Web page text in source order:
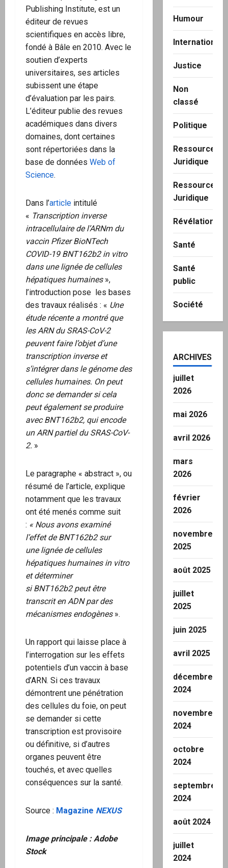
Publishing Institute, est un
éditeur de revues
scientifiques en accès libre,
fondé à Bâle en 2010. Avec le
soutien d’experts
universitaires, ses articles
subissent une étape
d’évaluation par les pairs.
L’éditeur publie des revues
académiques dans divers
domaines, dont certaines
sont répertoriées dans la
base de données Web of
Science.
Dans l’article intitulé
« Transcription inverse
intracellulaire de l’ARNm du
vaccin Pfizer BioNTech
COVID-19 BNT162b2 in vitro
dans une lignée de cellules
hépatiques humaines »,
l’introduction pose les bases
des travaux réalisés : « Une
étude récente a montré que
les ARN du SRAS-CoV-2
peuvent faire l’objet d’une
transcription inverse et
s’intégrer dans le génome des
cellules humaines. On peut
donc se demander si cela
peut également se produire
avec BNT162b2, qui encode
un ARN partiel du SRAS-CoV-
2. »
Le paragraphe « abstract », ou
résumé de l’article, explique
notamment que les travaux
ont été menés comme suit
: « Nous avons examiné
l’effet de BNT162b2 sur
une lignée de cellules
hépatiques humaines in vitro
et déterminer
si BNT162b2 peut être
transcrit en ADN par des
mécanismes endogènes ».
Un rapport qui laisse place à
l’interrogation sur les effets
potentiels d’un vaccin à base
d’ARN. Si ces travaux
démontrent une pénétration
des cellules du foie, on peut
se demander si cette
transcription est provisoire
ou définitive, si d’autres
organes peuvent être
touchés, et avec quelles
conséquences sur la santé.
Source : Magazine NEXUS
Image principale : Adobe
Stock
Humour
International
Justice
Non
classé
Politique
Ressource
Juridique
Ressource
Juridique
Révélation
Santé
Santé
public
Société
ARCHIVES
juillet
2026
mai 2026
avril 2026
mars
2026
février
2026
novembre
2025
août 2025
juillet
2025
juin 2025
avril 2025
décembre
2024
novembre
2024
octobre
2024
septembre
2024
août 2024
juillet
2024